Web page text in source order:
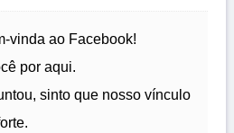
vinda ao Facebook!
por aqui.
sinto que nosso vínculo